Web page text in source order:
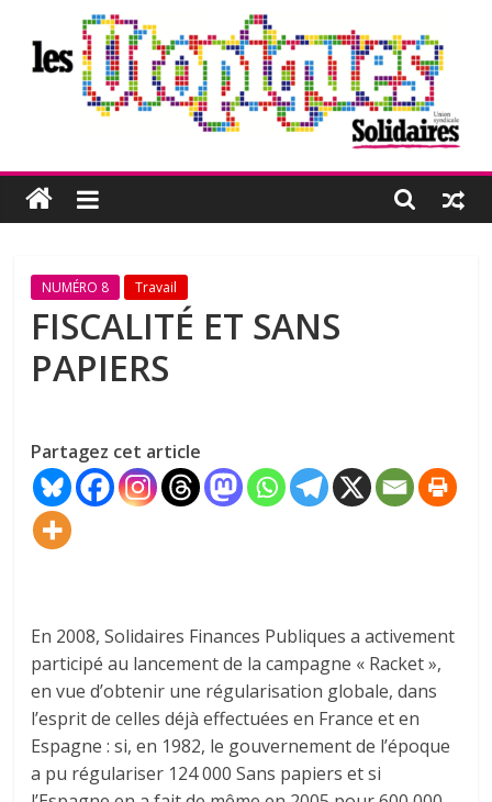
contenu
Les
Utopiques
Revue
réflexion
éditée
par
syndicale
Solidaires
NUMÉRO 8 Travail
FISCALITÉ ET SANS
PAPIERS
Partagez cet article
En 2008, Solidaires Finances Publiques a activement
participé au lancement de la campagne « Racket »,
en vue d’obtenir une régularisation globale, dans
l’esprit de celles déjà effectuées en France et en
Espagne : si, en 1982, le gouvernement de l’époque
a pu régulariser 124 000 Sans papiers et si